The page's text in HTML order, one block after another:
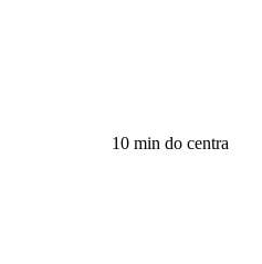
10 min do centra